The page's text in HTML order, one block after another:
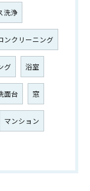
洗浄
ンクリーニング
グ 浴室
面台 窓
マンション
い